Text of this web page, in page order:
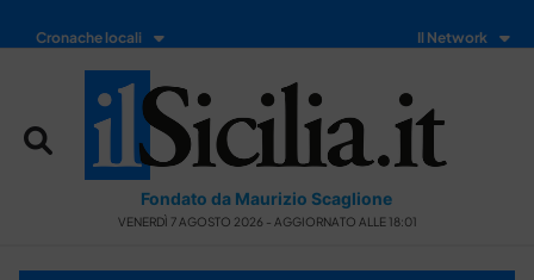
Cronache locali Il Network
Fondato da Maurizio Scaglione
VENERDÌ 7 AGOSTO 2026 - AGGIORNATO ALLE 18:01